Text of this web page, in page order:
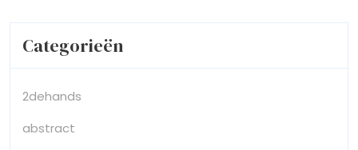
Categorieën
2dehands
abstract